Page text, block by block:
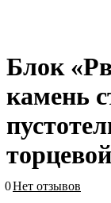
Блок
камень
0Нет отзывов